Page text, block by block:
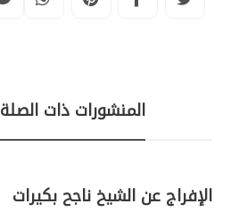
المنشورات ذات الصلة
الإفراج عن الشيخ ناجح بكيرات